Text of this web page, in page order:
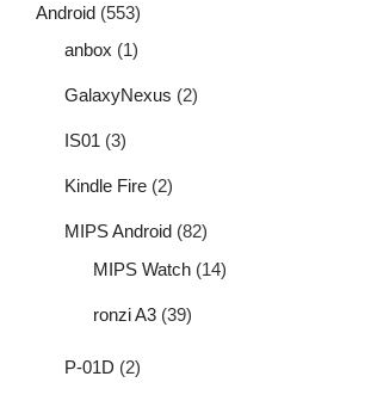
Android (553)
anbox (1)
GalaxyNexus (2)
IS01 (3)
Kindle Fire (2)
MIPS Android (82)
MIPS Watch (14)
ronzi A3 (39)
P-01D (2)